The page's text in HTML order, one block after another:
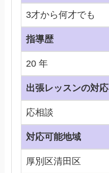
3才から何才でも
指導歴
20 年
出張レッスンの対応
応相談
対応可能地域
厚別区清田区